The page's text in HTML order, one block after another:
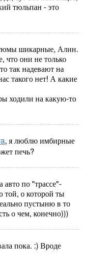
тюльпан - это
шикарные, Алин.
что они не только
так надевают на
такого нет! А какие
ходили на какую-то
, я люблю имбирные
печь?
по "трассе"-
той, о которой ты
пустыню в то
о чем, конечно)))
пока. :) Вроде